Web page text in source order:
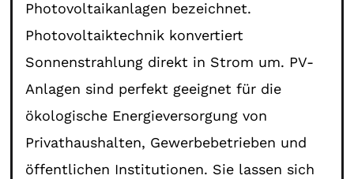
Photovoltaikanlagen bezeichnet.
Photovoltaiktechnik konvertiert
Sonnenstrahlung direkt in Strom um. PV-
Anlagen sind perfekt geeignet für die
ökologische Energieversorgung von
Privathaushalten, Gewerbebetrieben und
öffentlichen Institutionen. Sie lassen sich